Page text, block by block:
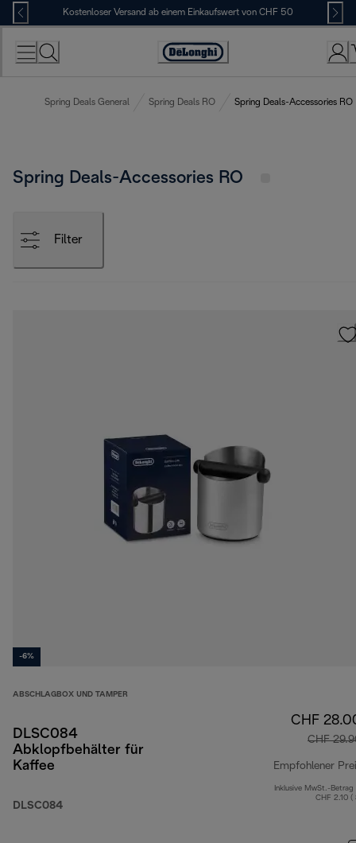
Skip
to
Content
Kostenloser Versand ab einem Einkaufswert von CHF 50
Erklärung
Zugänglichkeit
Spring Deals General Spring Deals RO Spring Deals-Accessories RO
Spring Deals-Accessories RO
Filter
-6%
ABSCHLAGBOX UND TAMPER
DLSC084
Abklopfbehälter für
Kaffee
DLSC084
CHF
CHF
Empfohlener
Inklusive MwSt.-Betrag
CHF 2.10 (